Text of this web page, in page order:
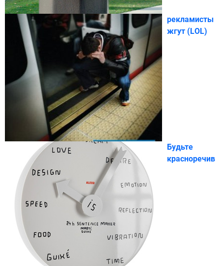
рекламисты
жгут (LOL)
Будьте